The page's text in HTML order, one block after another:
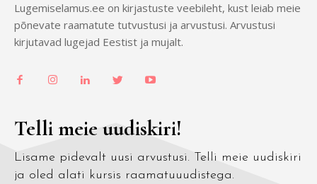
Lugemiselamus.ee on kirjastuste veebileht, kust leiab meie
põnevate raamatute tutvustusi ja arvustusi. Arvustusi
kirjutavad lugejad Eestist ja mujalt.
Telli meie uudiskiri!
Lisame pidevalt uusi arvustusi. Telli meie uudiskiri
ja oled alati kursis raamatuuudistega.